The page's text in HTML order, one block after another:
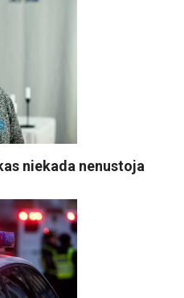
niekada nenustoja